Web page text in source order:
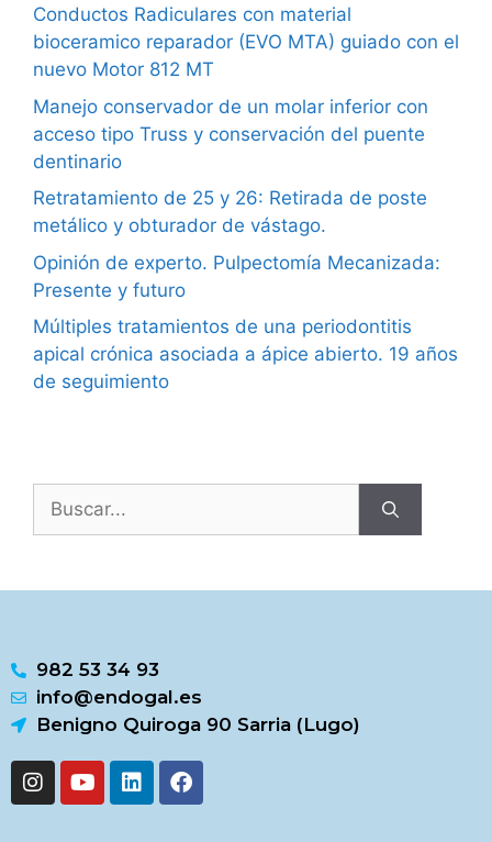
Conductos Radiculares con material
bioceramico reparador (EVO MTA) guiado con el
nuevo Motor 812 MT
Manejo conservador de un molar inferior con
acceso tipo Truss y conservación del puente
dentinario
Retratamiento de 25 y 26: Retirada de poste
metálico y obturador de vástago.
Opinión de experto. Pulpectomía Mecanizada:
Presente y futuro
Múltiples tratamientos de una periodontitis
apical crónica asociada a ápice abierto. 19 años
de seguimiento
982 53 34 93
info@endogal.es
Benigno Quiroga 90 Sarria (Lugo)